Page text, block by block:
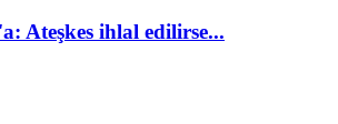
Ateşkes ihlal edilirse...